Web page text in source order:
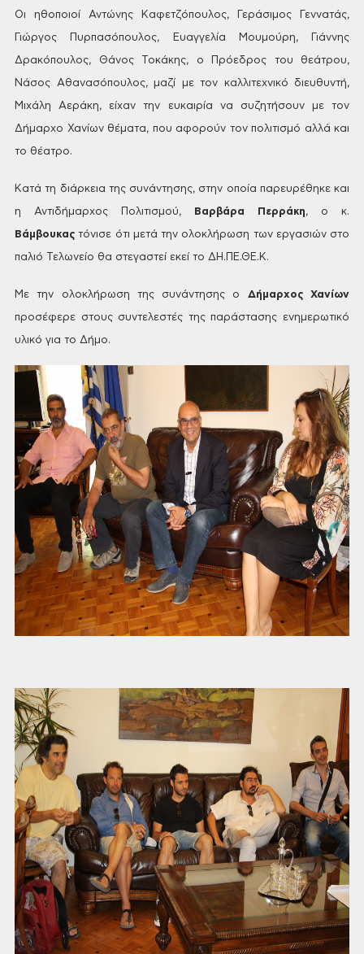
Οι ηθοποιοί Αντώνης Καφετζόπουλος, Γεράσιμος Γεννατάς,
Γιώργος Πυρπασόπουλος, Ευαγγελία Μουμούρη, Γιάννης
Δρακόπουλος, Θάνος Τοκάκης, ο Πρόεδρος του θεάτρου,
Νάσος Αθανασόπουλος, μαζί με τον καλλιτεχνικό διευθυντή,
Μιχάλη Αεράκη, είχαν την ευκαιρία να συζητήσουν με τον
Δήμαρχο Χανίων θέματα, που αφορούν τονπολιτισμό αλλά και
το θέατρο.
Κατά τη διάρκεια της συνάντησης, στην οποία παρευρέθηκε και
η Αντιδήμαρχος Πολιτισμού, Βαρβάρα Περράκη, ο κ.
Βάμβουκας τόνισε ότι μετά την ολοκλήρωση των εργασιών στο
παλιό Τελωνείο θα στεγαστεί εκεί το ΔΗ.ΠΕ.ΘΕ.Κ.
Με την ολοκλήρωση της συνάντησης ο ΔήμαρχοςΧανίων
προσέφερε στους συντελεστές της παράστασης ενημερωτικό
υλικό για το Δήμο.